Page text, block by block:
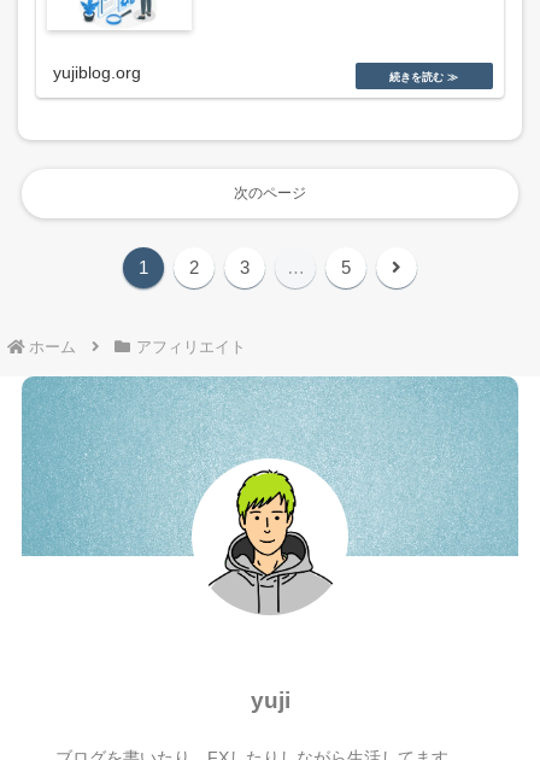
yujiblog.org
次のページ
1 2 3 … 5
次
ホーム アフィリエイト
yuji